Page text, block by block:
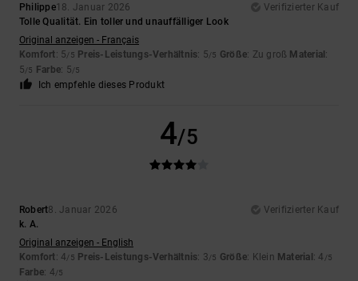
Philippe18. Januar 2026
Verifizierter Kauf
Tolle Qualität. Ein toller und unauffälliger Look
Original anzeigen - Français
Komfort: 5/5 Preis-Leistungs-Verhältnis: 5/5 Größe: Zu groß Material :
5/5 Farbe: 5/5
Ich empfehle dieses Produkt
4/5
Robert8. Januar 2026
Verifizierter Kauf
k. A.
Original anzeigen - English
Komfort: 4/5 Preis-Leistungs-Verhältnis: 3/5 Größe: Klein Material : 4 /5
Farbe: 4/5